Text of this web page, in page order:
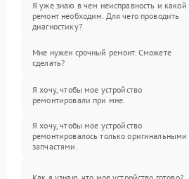
Я уже знаю в чем неисправность и какой
ремонт необходим. Для чего проводить
диагностику?
Мне нужен срочный ремонт. Сможете
сделать?
Я хочу, чтобы мое устройство
ремонтировали при мне.
Я хочу, чтобы мое устройство
ремонтировалось только оригинальными
запчастями.